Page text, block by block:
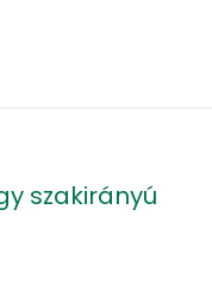
szakirányú